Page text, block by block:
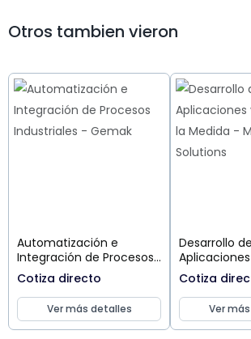
Otros tambien vieron
Automatización e
Integración de Procesos
Industriales
Cotiza directo
Ver más detalles
Desarrollo de
a la Medida
Cotiza
Ver